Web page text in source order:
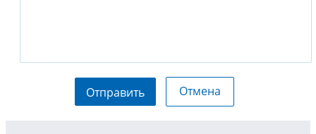
Отправить Отмена